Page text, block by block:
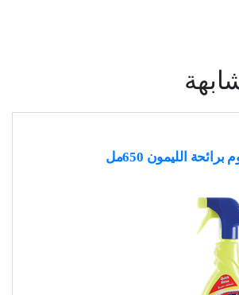
الليمون 650مل